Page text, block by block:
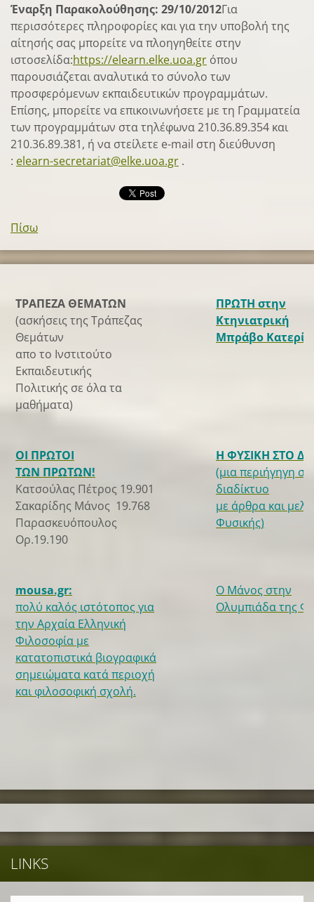
Έναρξη Παρακολούθησης: 29/10/2012Για
περισσότερες πληροφορίες και για την υποβολή της
αίτησής σας μπορείτε να πλοηγηθείτε στην
ιστοσελίδα:https://elearn.elke.uoa.gr όπου
παρουσιάζεται αναλυτικά το σύνολο των
προσφερόμενων εκπαιδευτικών προγραμμάτων.
Επίσης, μπορείτε να επικοινωνήσετε με τη Γραμματεία
των προγραμμάτων στα τηλέφωνα 210.36.89.354 και
210.36.89.381, ή να στείλετε e-mail στη διεύθυνση
: elearn-secretariat@elke.uoa.gr .
Πίσω
ΤΡΑΠΕΖΑ ΘΕΜΑΤΩΝ
(ασκήσεις της Τράπεζας
Θεμάτων
απο το Ινστιτούτο
Εκπαιδευτικής
Πολιτικής σε όλα τα
μαθήματα)
ΠΡΩΤΗ στην
Κτηνιατρική
Μπράβο
ΟΙ ΠΡΩΤΟΙ
ΤΩΝ ΠΡΩΤΩΝ!
Κατσούλας Πέτρος 19.901
Σακαρίδης Μάνος 19.768
Παρασκευόπουλος
Ορ.19.190
Η ΦΥΣΙΚΗ ΣΤΟ
(μια περιήγηγη
διαδίκτυο
με άρθρα και
Φυσικής)
mousa.gr:
πολύ καλός ιστότοπος για
την Αρχαία Ελληνική
Φιλοσοφία με
κατατοπιστικά βιογραφικά
σημειώματα κατά περιοχή
και φιλοσοφική σχολή.
Ο Μάνος στην
Ολυμπιάδα της
LINKS